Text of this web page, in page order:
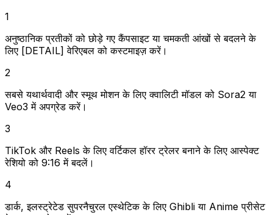
1
अनुष्ठानिक प्रतीकों को छोड़े गए कैंपसाइट या चमकती आंखों से बदलने के
लिए [DETAIL] वेरिएबल को कस्टमाइज़ करें।
2
सबसे यथार्थवादी और स्मूथ मोशन के लिए क्वालिटी मॉडल को Sora2 या
Veo3 में अपग्रेड करें।
3
TikTok और Reels के लिए वर्टिकल हॉरर ट्रेलर बनाने के लिए आस्पेक्ट
रेशियो को 9:16 में बदलें।
4
डार्क, इलस्ट्रेटेड सुपरनैचुरल एस्थेटिक के लिए Ghibli या Anime प्रीसेट